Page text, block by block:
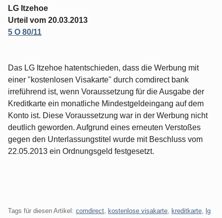
LG Itzehoe
Urteil vom 20.03.2013
5 O 80/11
Das LG Itzehoe hatentschieden, dass die Werbung mit
einer "kostenlosen Visakarte" durch comdirect bank
irreführend ist, wenn Voraussetzung für die Ausgabe der
Kreditkarte ein monatliche Mindestgeldeingang auf dem
Konto ist. Diese Voraussetzung war in der Werbung nicht
deutlich geworden. Aufgrund eines erneuten Verstoßes
gegen den Unterlassungstitel wurde mit Beschluss vom
22.05.2013 ein Ordnungsgeld festgesetzt.
Tags für diesen Artikel: comdirect kostenlose visakarte kreditkarte
lg